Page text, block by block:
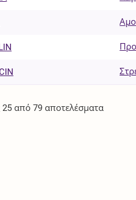
25 από 79 αποτελέσματα